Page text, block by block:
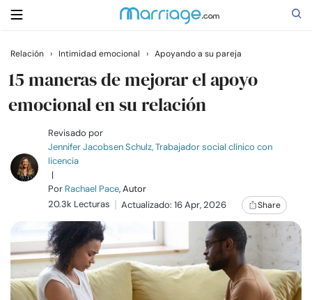
Buscar
Casarse
Relaciones
Familia
Ayuda
Cursos
Relación › Intimidad emocional › Apoyando a su pareja
15 maneras de mejorar el apoyo
emocional en su relación
Revisado por
Jennifer Jacobsen Schulz, Trabajador social clínico con
licencia
|
Por Rachael Pace, Autor
20.3k Lecturas
Actualizado: 16 Apr, 2026 Share